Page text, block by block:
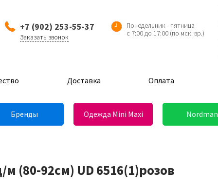
+7 (902) 253-55-37
Заказать звонок
Понедельник - пятница
с 7:00 до 17:00 (по мск. вр.)
Доставка Оплата
Бренды Одежда Mini Maxi Nordman
(80-92см) UD 6516(1)розов